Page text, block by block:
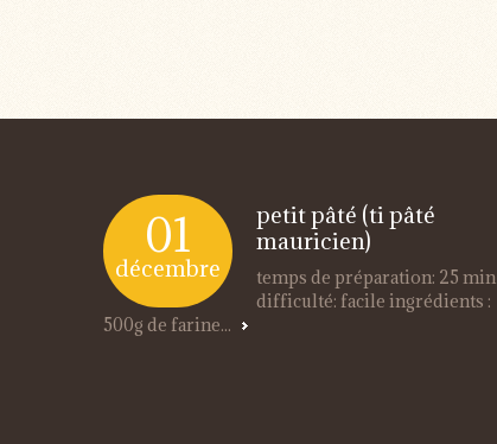
01
décembre
petit pâté (ti pâté
mauricien)
temps de préparation: 25 min
difficulté: facile ingrédients :
500g de farine...